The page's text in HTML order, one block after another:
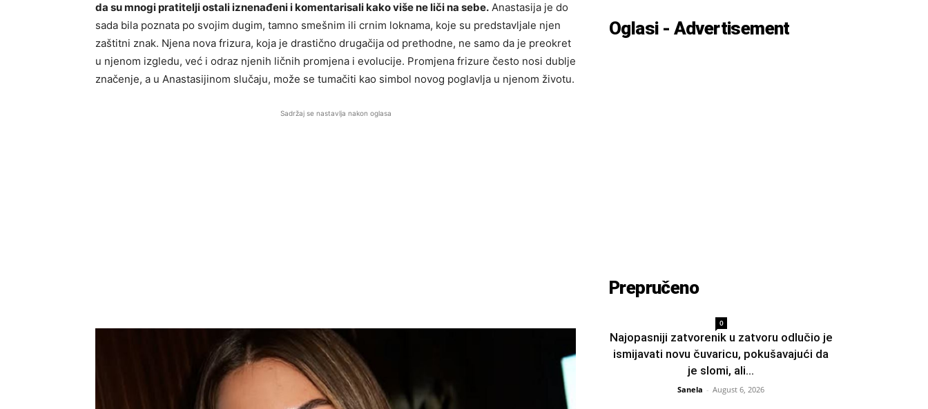
da su mnogi pratitelji ostali iznenađeni i komentarisali kako više ne liči na sebe. Anastasija je do
sada bila poznata po svojim dugim, tamno smešnim ili crnim loknama, koje su predstavljale njen
zaštitni znak. Njena nova frizura, koja je drastično drugačija od prethodne, ne samo da je preokret
u njenom izgledu, već i odraz njenih ličnih promjena i evolucije. Promjena frizure često nosi dublje
značenje, a u Anastasijinom slučaju, može se tumačiti kao simbol novog poglavlja u njenom životu.
Sadržaj se nastavlja nakon oglasa
Oglasi - Advertisement
Prepručeno
0
Najopasniji zatvorenik u zatvoru odlučio je
ismijavati novu čuvaricu, pokušavajući da
je slomi, ali...
Sanela - August 6, 2026